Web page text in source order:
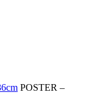
POSTER –